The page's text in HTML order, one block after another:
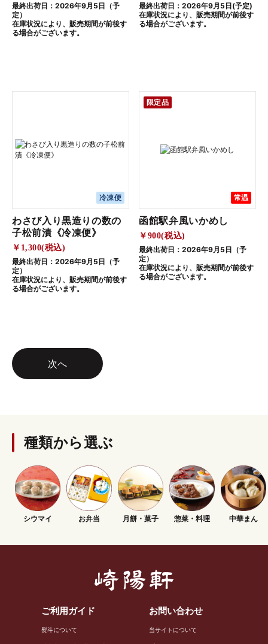
最終出荷日：2026年9月5日（予
定）
在庫状況により、販売期間が前後す
る場合がございます。
最終出荷日：2026年9月5日(予定)
在庫状況により、販売期間が前後す
る場合がございます。
冷凍便
わさび入り黒造りの数の
子松前漬《冷凍便》
￥1,300(税込)
最終出荷日：2026年9月5日（予
定）
在庫状況により、販売期間が前後す
る場合がございます。
限定品
常温
函館駅弁風いかめし
￥900(税込)
最終出荷日：2026年9月5日（予
定）
在庫状況により、販売期間が前後す
る場合がございます。
次へ
種類から選ぶ
シウマイ お弁当 月餅・菓子 惣菜・料理 中華まん
ご利用ガイド お問い合わせ
熨斗について 当サイトについて